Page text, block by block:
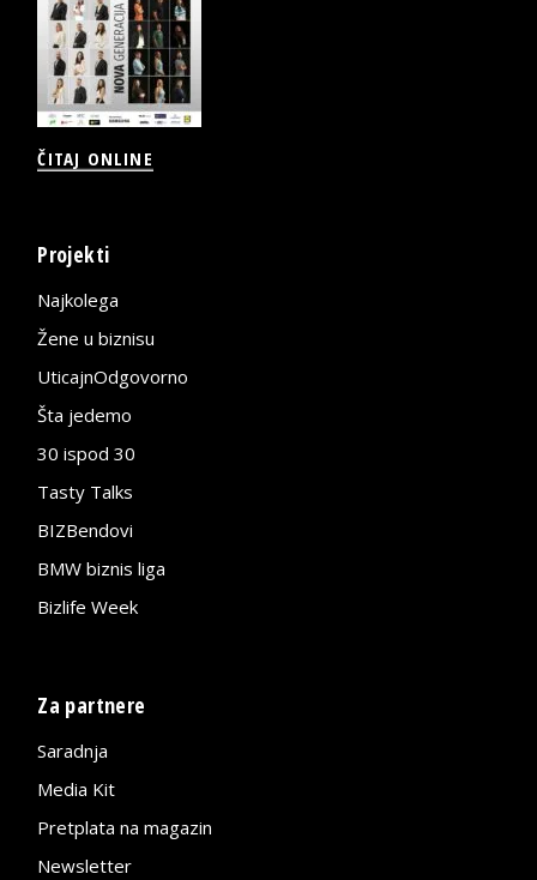
ČITAJ ONLINE
Projekti
Najkolega
Žene u biznisu
UticajnOdgovorno
Šta jedemo
30 ispod 30
Tasty Talks
BIZBendovi
BMW biznis liga
Bizlife Week
Za partnere
Saradnja
Media Kit
Pretplata na magazin
Newsletter